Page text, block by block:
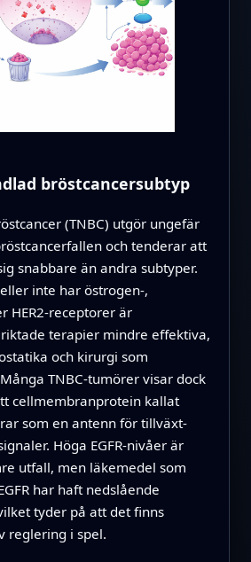
bröstcancersubtyp
(TNBC) utgör ungefär
och tenderar att
snabbare än andra subtyper.
inte har östrogen-,
HER2-receptorer är
terapier mindre effektiva,
och kirurgi som
TNBC-tumörer visar dock
cellmembranprotein kallat
som en antenn för tillväxt-
Höga EGFR-nivåer är
utfall, men läkemedel som
har haft nedslående
tyder på att det finns
reglering i spel.